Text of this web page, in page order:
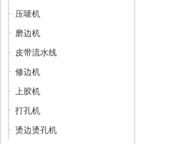
压唛机
磨边机
皮带流水线
修边机
上胶机
打孔机
烫边烫孔机